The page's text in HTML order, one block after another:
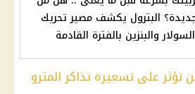
البترول يكشف مصير تحريك
والبنزين بالفترة القادمة
تؤثر على تسعيرة تذاكر المترو